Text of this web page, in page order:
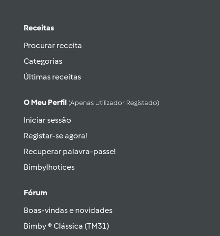
Receitas
Procurar receita
Categorias
Últimas receitas
O Meu Perfil (apenas Utilizador Registado)
Iniciar sessão
Registar-se agora!
Recuperar palavra-passe!
Bimbylhotices
Fórum
Boas-vindas e novidades
Bimby ® Clássica (TM31)